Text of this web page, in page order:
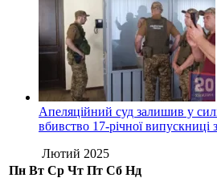
Апеляційний суд залишив у
вбивство 17-річної випускниці
Лютий 2025
Пн Вт Ср Чт Пт Сб Нд